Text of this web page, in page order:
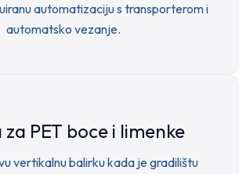
automatizaciju s transporterom i
automatsko vezanje.
PET boce i limenke
vertikalnu balirku kada je gradilištu